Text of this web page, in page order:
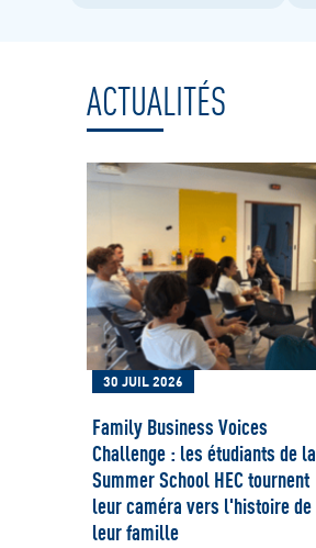
ACTUALITÉS
30 JUIL 2026
Family Business Voices
Challenge : les étudiants de la
Summer School HEC tournent
leur caméra vers l'histoire de
leur famille